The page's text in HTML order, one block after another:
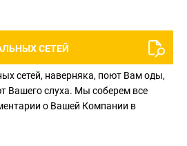
СЕТЕЙ
сетей, наверняка, поют Вам оды,
Вашего слуха. Мы соберем все
о Вашей Компании в